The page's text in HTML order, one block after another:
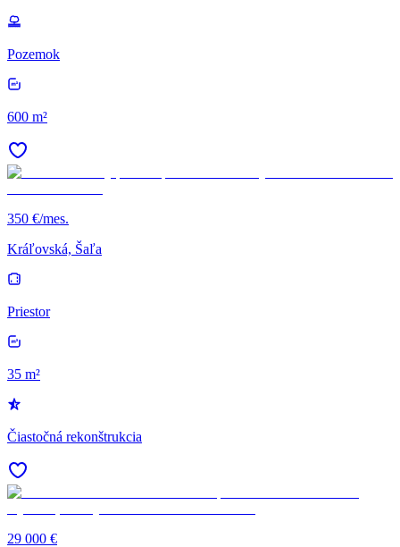
Pozemok
600 m²
350 €/mes.
Kráľovská, Šaľa
Priestor
35 m²
Čiastočná rekonštrukcia
29 000 €